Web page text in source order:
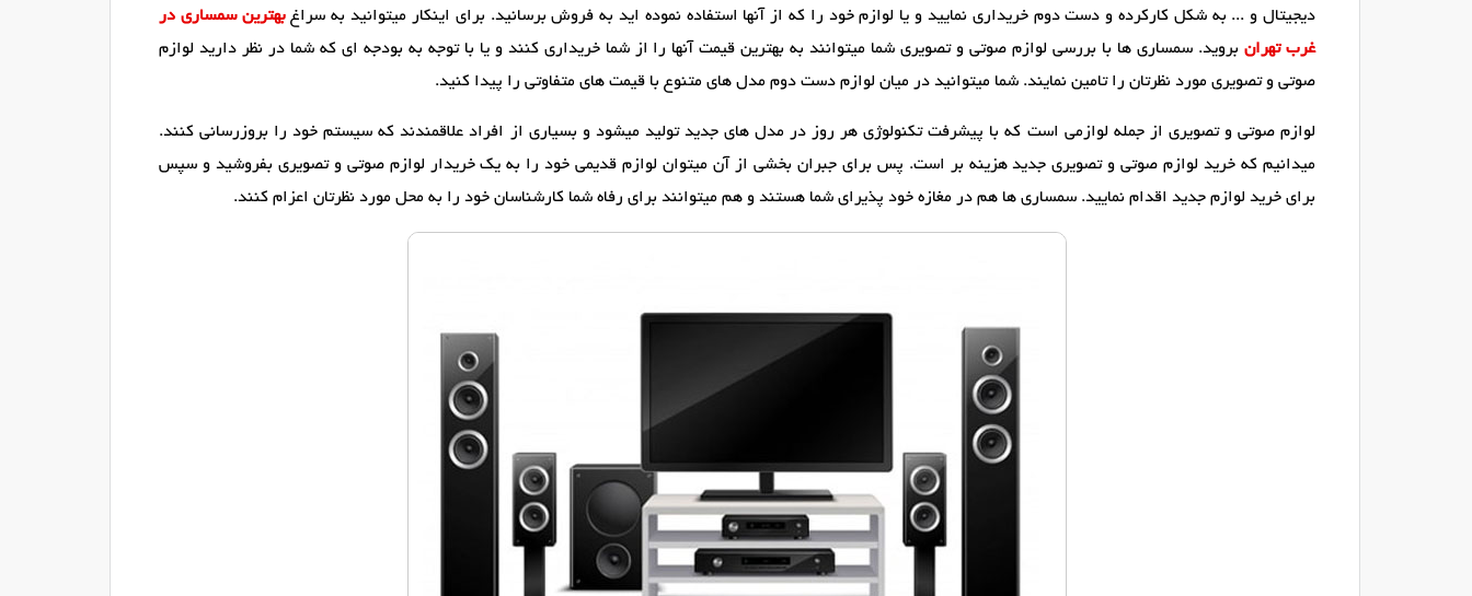
دیجیتال و ... به شکل کارکرده و دست دوم خریداری نمایید و یا لوازم خود را که از آنها استفاده نموده اید به فروش برسانید. برای اینکار میتوانید به سراغبهترین سمساری در
غرب تهرانبروید. سمساری ها با بررسی لوازم صوتی و تصویری شما میتوانند به بهترین قیمت آنها را از شما خریداری کنند و یا با توجه به بودجه ای که شما در نظر دارید لوازم
صوتی و تصویری مورد نظرتان را تامین نمایند. شما میتوانید در میان لوازم دست دوم مدل های متنوع با قیمت های متفاوتی را پیدا کنید.
لوازم صوتی و تصویری از جمله لوازمی است که با پیشرفت تکنولوژی هر روز در مدل های جدید تولید میشود و بسیاری از افراد علاقمندند که سیستم خود را بروزرسانی کنند.
میدانیم که خرید لوازم صوتی و تصویری جدید هزینه بر است. پس برای جبران بخشی از آن میتوان لوازم قدیمی خود را به یک خریدار لوازم صوتی و تصویری بفروشید و سپس
برای خرید لوازم جدید اقدام نمایید. سمساری ها هم در مغازه خود پذیرای شما هستند و هم میتوانند برای رفاه شما کارشناسان خود را به محل مورد نظرتان اعزام کنند.